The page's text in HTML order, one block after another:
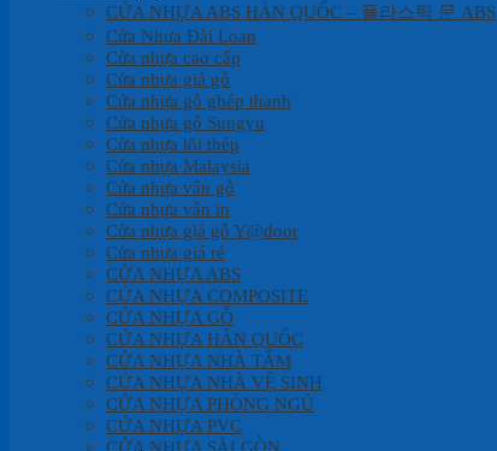
CỬA NHỰA ABS HÀN QUỐC – 플라스틱 문 ABS
Cửa Nhựa Đài Loan
Cửa nhựa cao cấp
Cửa nhựa giả gỗ
Cửa nhựa gỗ ghép thanh
Cửa nhựa gỗ Sungyu
Cửa nhựa lõi thép
Cửa nhựa Malaysia
Cửa nhựa vân gỗ
Cửa nhựa vân in
Cửa nhựa giả gỗ Y@door
Cửa nhựa giá rẻ
CỬA NHỰA ABS
CỬA NHỰA COMPOSITE
CỬA NHỰA GỖ
CỬA NHỰA HÀN QUỐC
CỬA NHỰA NHÀ TẮM
CỬA NHỰA NHÀ VỆ SINH
CỬA NHỰA PHÒNG NGỦ
CỬA NHỰA PVC
CỬA NHỰA SÀI GÒN